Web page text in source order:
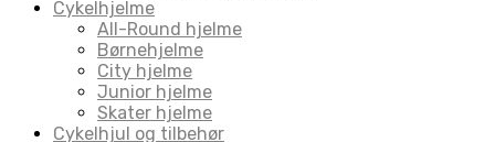
Cykelhjelme
All-Round hjelme
Børnehjelme
City hjelme
Junior hjelme
Skater hjelme
Cykelhjul og tilbehør